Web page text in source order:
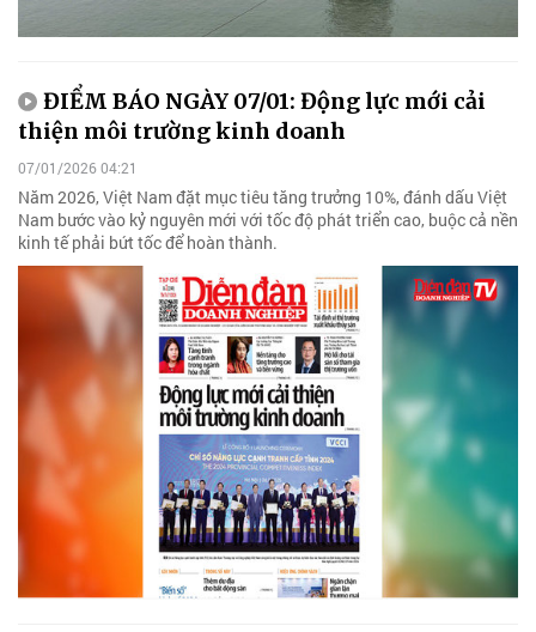
ĐIỂM BÁO NGÀY 07/01: Động lực mới cải
thiện môi trường kinh doanh
07/01/2026 04:21
Năm 2026, Việt Nam đặt mục tiêu tăng trưởng 10%, đánh dấu Việt
Nam bước vào kỷ nguyên mới với tốc độ phát triển cao, buộc cả nền
kinh tế phải bứt tốc để hoàn thành.